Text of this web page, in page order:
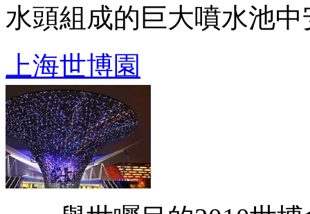
水頭組成的巨大噴水池
上海世博園